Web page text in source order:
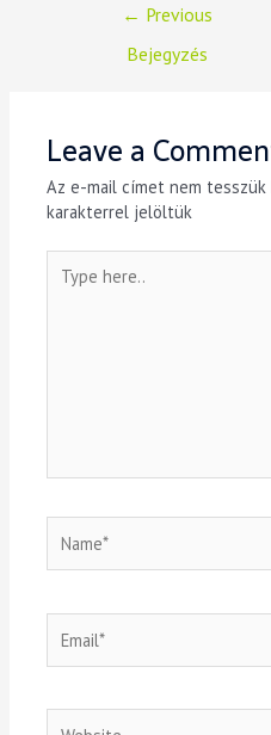
← Previous
Bejegyzés
Leave a
Az e-mail címet nem tesszük
karakterrel jelöltük